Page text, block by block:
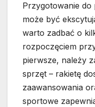
Przygotowanie do
może być
warto zadbać o
rozpoczęciem
pierwsze, należy
sprzęt – rakietę
zaawansowania
sportowe